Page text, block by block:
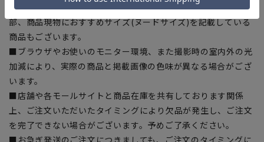
■サイズスペックは仕上がりサイズを記載しております。一
部、商品現物におすすめサイズ(ヌードサイズ)を記載している
商品もございます。
■ブラウザやお使いのモニター環境、また撮影時の室内外の光
加減により、実際の商品と掲載画像の色味が異なる場合がござ
います。
■店舗や各モールサイトと商品在庫を共有しております関係
上、ご注文いただいたタイミングにより欠品が発生し、ご注文
を完了できない場合がございます。予めご了承ください。
■お急ぎ発送のご注文につきましても、ご注文のタイミングに